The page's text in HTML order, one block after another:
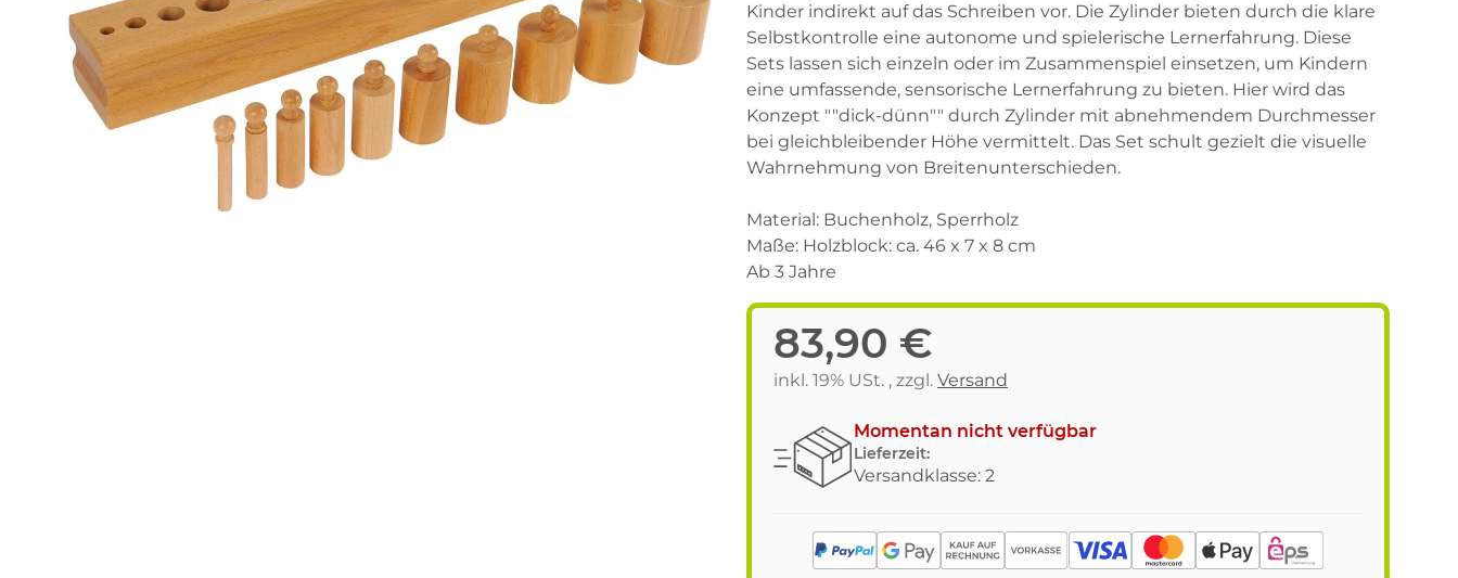
Kinder indirekt auf das Schreiben vor. Die Zylinder bieten durch die klare
Selbstkontrolle eine autonome und spielerische Lernerfahrung. Diese
Sets lassen sich einzeln oder im Zusammenspiel einsetzen, um Kindern
eine umfassende, sensorische Lernerfahrung zu bieten. Hier wird das
Konzept ""dick-dünn"" durch Zylinder mit abnehmendem Durchmesser
bei gleichbleibender Höhe vermittelt. Das Set schult gezielt die visuelle
Wahrnehmung von Breitenunterschieden.
Material: Buchenholz, Sperrholz
Maße: Holzblock: ca. 46 x 7 x 8 cm
Ab 3 Jahre
83,90 €
inkl. 19% USt. , zzgl. Versand
Momentan nicht verfügbar
Lieferzeit:
Versandklasse: 2